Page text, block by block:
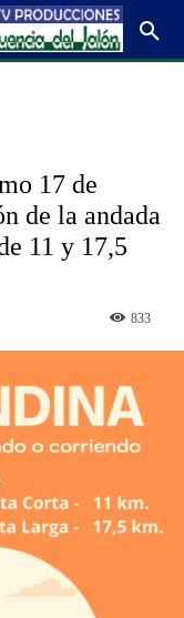
17 de
de la andada
11 y 17,5
833